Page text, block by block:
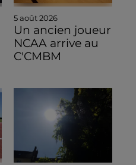
5 août 2026
Un ancien joueur
NCAA arrive au
C'CMBM